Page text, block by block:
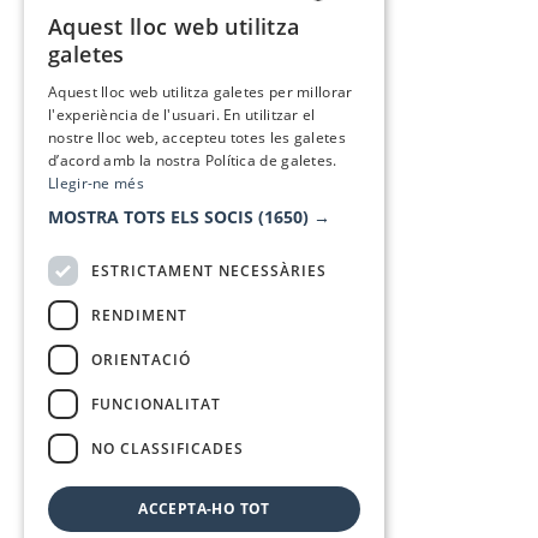
Aquest lloc web utilitza
galetes
Aquest lloc web utilitza galetes per millorar
l'experiència de l'usuari. En utilitzar el
nostre lloc web, accepteu totes les galetes
d’acord amb la nostra Política de galetes.
Llegir-ne més
MOSTRA TOTS ELS SOCIS (1650) →
ESTRICTAMENT NECESSÀRIES
RENDIMENT
ORIENTACIÓ
FUNCIONALITAT
NO CLASSIFICADES
ACCEPTA-HO TOT